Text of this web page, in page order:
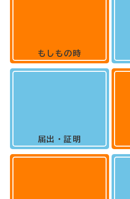
もしもの時
届出・証明